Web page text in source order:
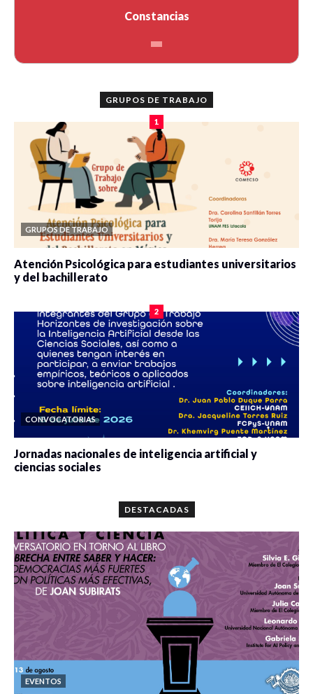
Constancias
GRUPOS DE TRABAJO
1
GRUPOS DE TRABAJO
Atención Psicológica para estudiantes universitarios
y del bachillerato
2
CONVOCATORIAS
Jornadas nacionales de inteligencia artificial y
ciencias sociales
DESTACADAS
EVENTOS